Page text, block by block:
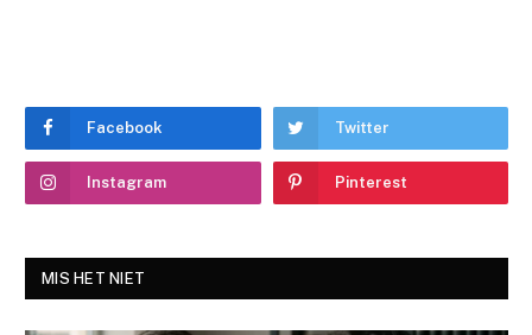
Facebook Twitter
Instagram Pinterest
MIS HET NIET